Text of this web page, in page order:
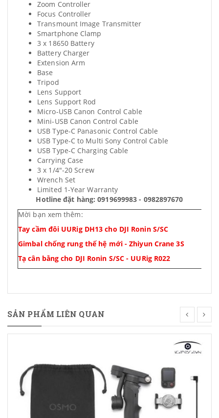
Zoom Controller
Focus Controller
Transmount Image Transmitter
Smartphone Clamp
3 x 18650 Battery
Battery Charger
Extension Arm
Base
Tripod
Lens Support
Lens Support Rod
Micro-USB Canon Control Cable
Mini-USB Canon Control Cable
USB Type-C Panasonic Control Cable
USB Type-C to Multi Sony Control Cable
USB Type-C Charging Cable
Carrying Case
3 x 1/4"-20 Screw
Wrench Set
Limited 1-Year Warranty
Hotline đặt hàng: 0919699983 - 0982897670
Mời bạn xem thêm:
Tay cầm đôi UURig DH13 cho DJI Ronin S/SC
Gimbal chống rung thế hệ mới - Zhiyun Crane 3S
Tạ cân bằng cho DJI Ronin S/SC - UURig R022
SẢN PHẨM LIÊN QUAN